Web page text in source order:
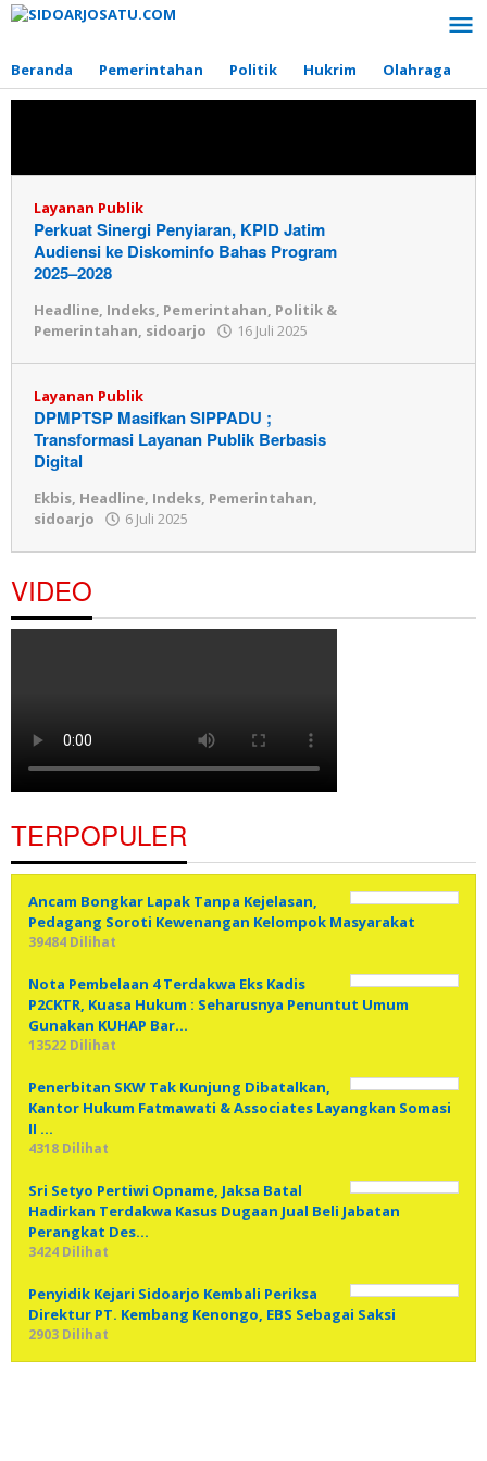
Lewati
Beranda
Pemerintahan Politik Hukrim Olahraga
Layanan Publik
Perkuat Sinergi Penyiaran, KPID Jatim
Audiensi ke Diskominfo Bahas Program
2025–2028
Headline, Indeks, Pemerintahan, Politik &
Pemerintahan, sidoarjo 16 Juli 2025
Layanan Publik
DPMPTSP Masifkan SIPPADU ;
Transformasi Layanan Publik Berbasis
Digital
Ekbis, Headline, Indeks, Pemerintahan,
sidoarjo
6 Juli 2025
VIDEO
TERPOPULER
Ancam Bongkar Lapak Tanpa Kejelasan,
Pedagang Soroti Kewenangan Kelompok Masyarakat
39484 Dilihat
Nota Pembelaan 4 Terdakwa Eks Kadis
P2CKTR, Kuasa Hukum : Seharusnya Penuntut Umum
Gunakan KUHAP Bar…
13522 Dilihat
Penerbitan SKW Tak Kunjung Dibatalkan,
Kantor Hukum Fatmawati & Associates Layangkan Somasi
II …
4318 Dilihat
Sri Setyo Pertiwi Opname, Jaksa Batal
Hadirkan Terdakwa Kasus Dugaan Jual Beli Jabatan
Perangkat Des…
3424 Dilihat
Penyidik Kejari Sidoarjo Kembali Periksa
Direktur PT. Kembang Kenongo, EBS Sebagai Saksi
2903 Dilihat